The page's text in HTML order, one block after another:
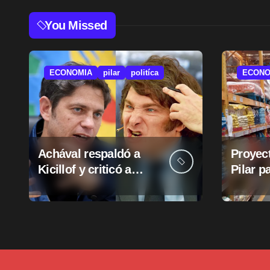
You Missed
ECONOMIA pilar politíca
Achával respaldó a
Kicillof y criticó a
Milei
Pilar